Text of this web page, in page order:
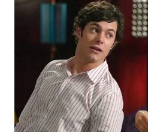
WAHANA
INFRASTRUKTUR
WAHANA
KONSUMEN